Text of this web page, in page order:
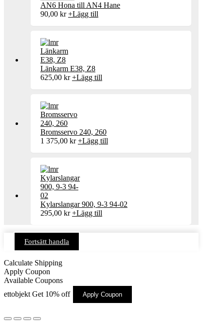
AN6 Hona till AN4 Hane
90,00 kr +Lägg till
Länkarm E38, Z8
625,00 kr +Lägg till
Bromsservo 240, 260
1 375,00 kr +Lägg till
Kylarslangar 900, 9-3 94-02
295,00 kr +Lägg till
Fortsätt handla
Calculate Shipping
Apply Coupon
Available Coupons
ettobjekt Get 10% off Apply Coupon